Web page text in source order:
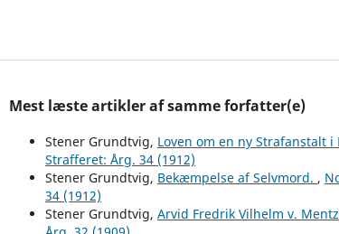
Mest læste artikler af samme forfatter(e)
Stener Grundtvig, Loven om en ny Strafanstalt i
Strafferet: Årg. 34 (1912)
Stener Grundtvig, Bekæmpelse af Selvmord. ,
34 (1912)
Stener Grundtvig, Arvid Fredrik Vilhelm v.